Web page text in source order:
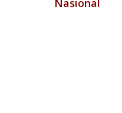
Nasional